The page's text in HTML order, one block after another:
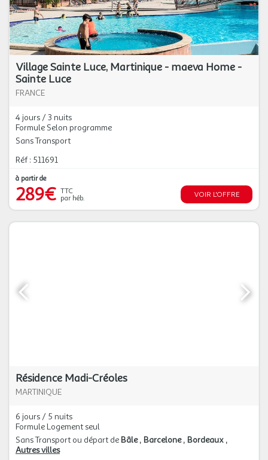
Village Sainte Luce, Martinique - maeva Home -
Sainte Luce
FRANCE
4 jours / 3 nuits
Formule Selon programme
Sans Transport
Réf : 511691
à partir de
289€ TTC
par héb.
VOIR L'OFFRE
Résidence Madi-Créoles
MARTINIQUE
6 jours / 5 nuits
Formule Logement seul
Sans Transport ou départ de Bâle Barcelone Bordeaux
Autres villes